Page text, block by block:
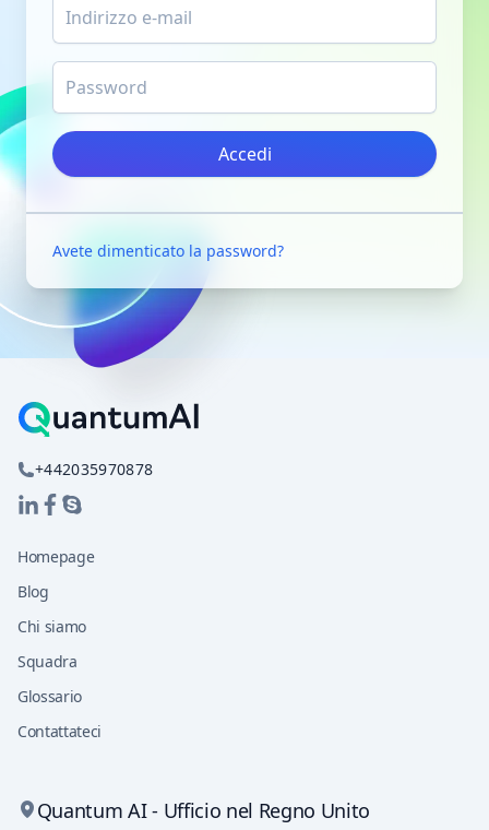
Accedi
Avete dimenticato la password?
+442035970878
Homepage
Blog
Chi siamo
Squadra
Glossario
Contattateci
Quantum AI - Ufficio nel Regno Unito